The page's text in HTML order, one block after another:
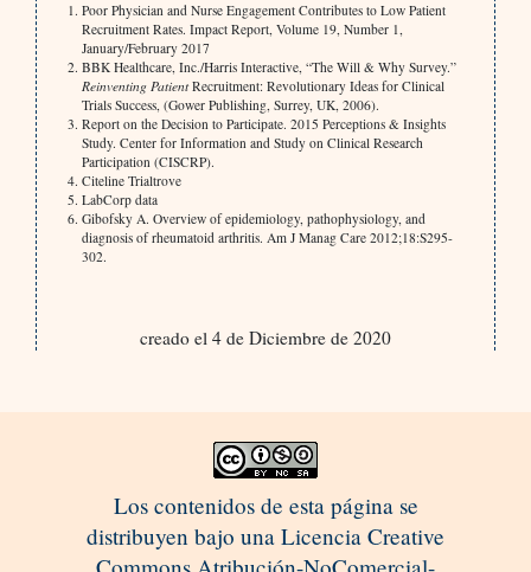
Poor Physician and Nurse Engagement Contributes to Low Patient
Recruitment Rates. Impact Report, Volume 19, Number 1,
January/February 2017
BBK Healthcare, Inc./Harris Interactive, “The Will & Why Survey.”
Reinventing PatientRecruitment: Revolutionary Ideas for Clinical
Trials Success, (Gower Publishing, Surrey, UK, 2006).
Report on the Decision to Participate. 2015 Perceptions & Insights
Study. Center for Information and Study on Clinical Research
Participation (CISCRP).
Citeline Trialtrove
LabCorp data
Gibofsky A. Overview of epidemiology, pathophysiology, and
diagnosis of rheumatoid arthritis. Am J Manag Care 2012;18:S295-
302.
creado el 4 de Diciembre de 2020
Los contenidos de esta página se
distribuyen bajo una Licencia Creative